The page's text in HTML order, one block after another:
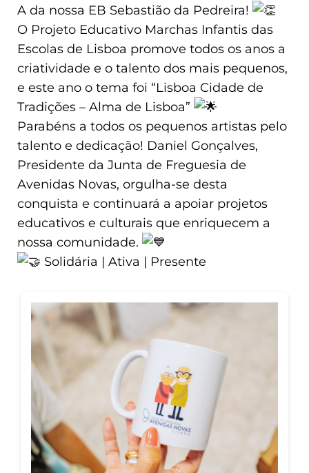
A da nossa EB Sebastião da Pedreira!
O Projeto Educativo Marchas Infantis das
Escolas de Lisboa promove todos os anos a
criatividade e o talento dos mais pequenos,
e este ano o tema foi “Lisboa Cidade de
Tradições – Alma de Lisboa”
Parabéns a todos os pequenos artistas pelo
talento e dedicação! Daniel Gonçalves,
Presidente da Junta de Freguesia de
Avenidas Novas, orgulha-se desta
conquista e continuará a apoiar projetos
educativos e culturais que enriquecem a
nossa comunidade.
Solidária | Ativa | Presente